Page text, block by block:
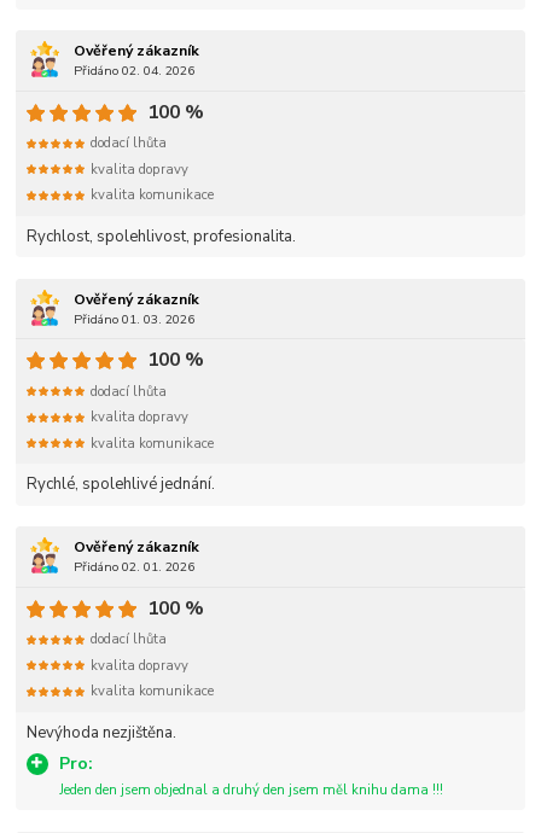
Ověřený zákazník
Přidáno 02. 04. 2026
Rychlost, spolehlivost, profesionalita.
100 %
dodací lhůta
kvalita dopravy
kvalita komunikace
Ověřený zákazník
Přidáno 01. 03. 2026
Rychlé, spolehlivé jednání.
100 %
dodací lhůta
kvalita dopravy
kvalita komunikace
Ověřený zákazník
Přidáno 02. 01. 2026
Nevýhoda nezjištěna.
Pro:
Jeden den jsem objednal a druhý den jsem měl knihu dama !!!
100 %
dodací lhůta
kvalita dopravy
kvalita komunikace